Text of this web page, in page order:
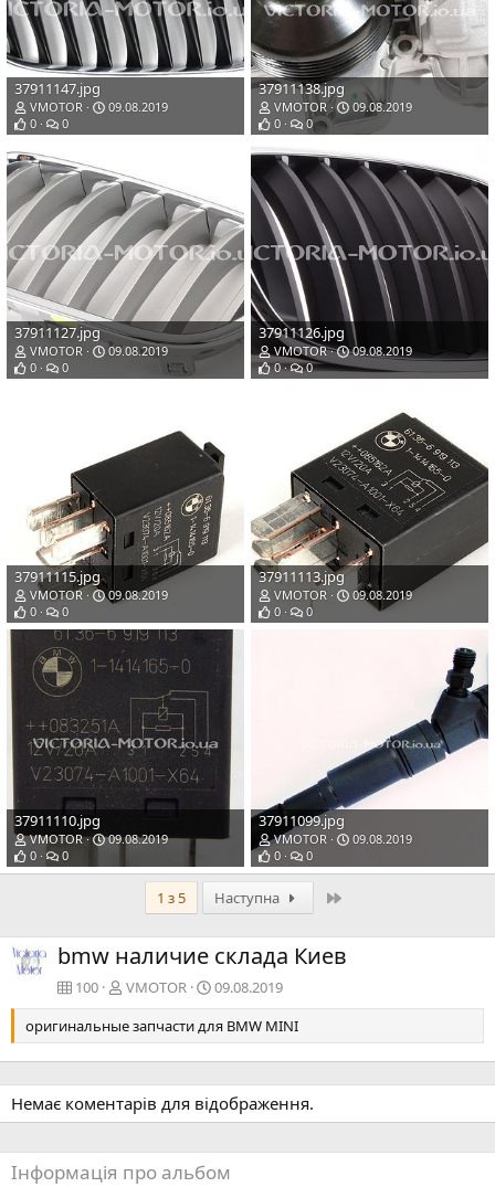
37911147.jpg
VMOTOR
09.08.2019
0
0
37911138.jpg
VMOTOR
09.08.2019
0
0
37911127.jpg
VMOTOR
09.08.2019
0
0
37911126.jpg
VMOTOR
09.08.2019
0
0
37911115.jpg
VMOTOR
09.08.2019
0
0
37911113.jpg
VMOTOR
09.08.2019
0
0
37911110.jpg
VMOTOR
09.08.2019
0
0
37911099.jpg
VMOTOR
09.08.2019
0
0
1 з 5 Наступна
bmw наличие склада Киев
100 VMOTOR
09.08.2019
оригинальные запчасти для BMW MINI
Немає коментарів для відображення.
Інформація про альбом